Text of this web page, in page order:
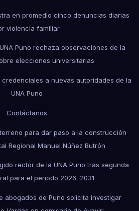
en promedio cinco denuncias diarias
violencia familiar
Puno rechaza observaciones de la
elecciones universitarias
a nuevas autoridades de la
UNA Puno
Contáctanos
para dar paso a la construcción
Regional Manuel Núñez Butrón
rector de la UNA Puno tras segunda
para el periodo 2026–2031
abogados de Puno solicita investigar